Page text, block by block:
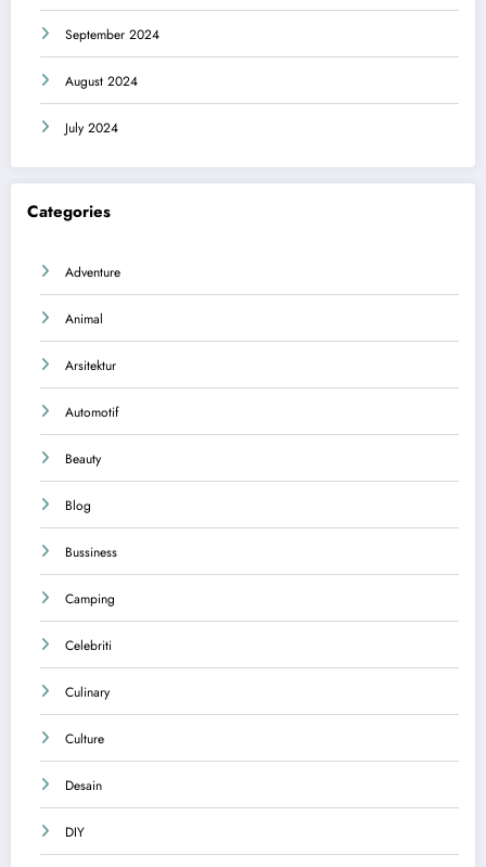
September 2024
August 2024
July 2024
Categories
Adventure
Animal
Arsitektur
Automotif
Beauty
Blog
Bussiness
Camping
Celebriti
Culinary
Culture
Desain
DIY